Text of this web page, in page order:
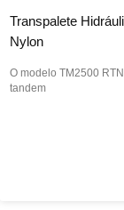
Transpalete
Nylon
O modelo TM2500
tandem